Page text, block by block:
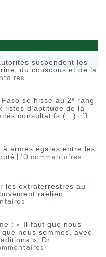
suspendent les
du couscous et de la
se hisse au 2ᵉ rang
listes d’aptitude de la
consultatifs (…) | 11
armes égales entre les
| 10 commentaires
les extraterrestres au
raëlien
: « Il faut que nous
nous sommes, avec
», Dr